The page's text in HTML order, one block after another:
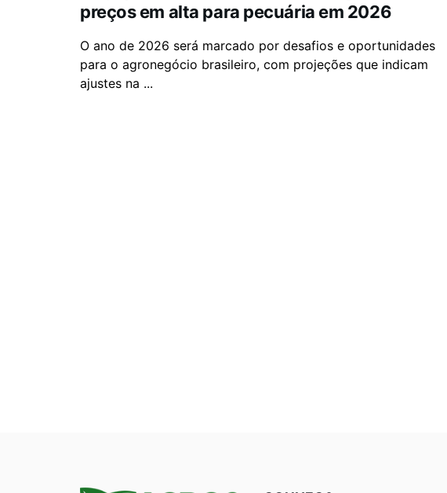
preços em alta para pecuária em 2026
O ano de 2026 será marcado por desafios e oportunidades
para o agronegócio brasileiro, com projeções que indicam
ajustes na ...